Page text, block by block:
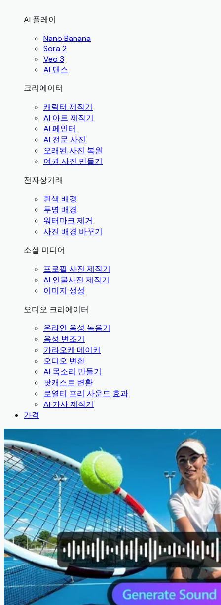
AI 플레이
Nano Banana
Sora 2
Veo 3
AI 댄스
크리에이터
캐릭터 제작기
AI 아트 제작기
AI 페인터
AI 전문 사진
오래된 사진 복원
여권 사진 만들기
전자상거래
흰색 배경
투명 배경
워터마크 제거
사진 배경 바꾸기
소셜 미디어
프로필 사진 제작기
AI 인물사진 제작기
이미지 생성
오디오 크리에이터
온라인 음성 녹음기
음성 변조기
가라오케 메이커
오디오 변환
AI 목소리 만들기
팟캐스트 변환
로열티 프리 사운드 효과
AI 가사 제작기
가격